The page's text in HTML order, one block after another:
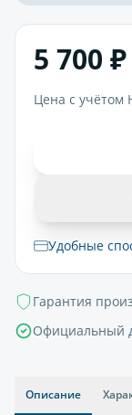
5 700 ₽
Цена с учётом
Удобные
Гарантия
Официальный
Описание